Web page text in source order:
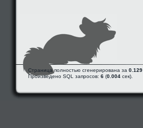
Страница полностью сгенерирована за 0.129
Произведено SQL запросов: 6 (0.004 сек).